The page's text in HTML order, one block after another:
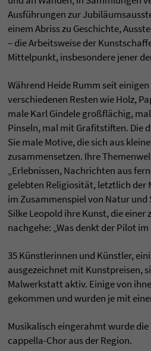
Ausführungen zur
einem Abriss zu Geschichte,
– die Arbeitsweise der
Mittelpunkt, insbesondere jener
Während Heide Rumm seit
verschiedenen Resten wie Holz,
male Karl Gindele großflächig,
Pinseln, mal mit Grafitstiften. Die
Sie male Motive, die sich aus
zusammensetzen. Ihre
„Erlebnissen, Nachrichten aus
gelebten Religiosität, letztlich der
im Zusammenspiel von Natur und
Silke Leopold ihre Kunst, die
nachgehe: „Was denkt der Pilot im
35 Künstlerinnen und Künstler,
ausgezeichnet mit Kunstpreisen,
Malwerkstatt aktiv. Einige von
gekommen und wurden je mit
Musikalisch eingerahmt wurde die
cappella-Chor aus der Region.